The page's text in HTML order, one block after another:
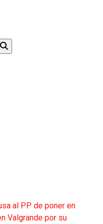
al PP de poner en
Valgrande por su